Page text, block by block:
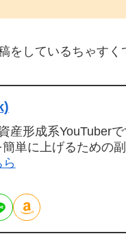
をしているちゃすく
産形成系YouTuber
単に上げるための
ら